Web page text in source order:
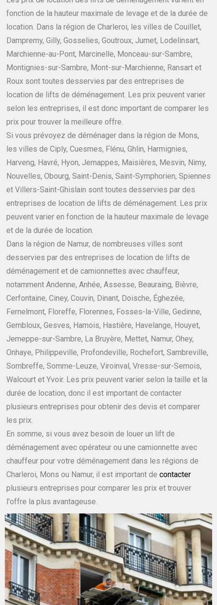
fonction de la hauteur maximale de levage et de la durée de
location. Dans la région de Charleroi, les villes de Couillet,
Dampremy, Gilly, Gosselies, Goutroux, Jumet, Lodelinsart,
Marchienne-au-Pont, Marcinelle, Monceau-sur-Sambre,
Montignies-sur-Sambre, Mont-sur-Marchienne, Ransart et
Roux sont toutes desservies par des entreprises de
location de lifts de déménagement. Les prix peuvent varier
selon les entreprises, il est donc important de comparer les
prix pour trouver la meilleure offre.
Si vous prévoyez de déménager dans la région de Mons,
les villes de Ciply, Cuesmes, Flénu, Ghlin, Harmignies,
Harveng, Havré, Hyon, Jemappes, Maisières, Mesvin, Nimy,
Nouvelles, Obourg, Saint-Denis, Saint-Symphorien, Spiennes
et Villers-Saint-Ghislain sont toutes desservies par des
entreprises de location de lifts de déménagement. Les prix
peuvent varier en fonction de la hauteur maximale de levage
et de la durée de location.
Dans la région de Namur, de nombreuses villes sont
desservies par des entreprises de location de lifts de
déménagement et de camionnettes avec chauffeur,
notamment Andenne, Anhée, Assesse, Beauraing, Bièvre,
Cerfontaine, Ciney, Couvin, Dinant, Doische, Éghezée,
Fernelmont, Floreffe, Florennes, Fosses-la-Ville, Gedinne,
Gembloux, Gesves, Hamois, Hastière, Havelange, Houyet,
Jemeppe-sur-Sambre, La Bruyère, Mettet, Namur, Ohey,
Onhaye, Philippeville, Profondeville, Rochefort, Sambreville,
Sombreffe, Somme-Leuze, Viroinval, Vresse-sur-Semois,
Walcourt et Yvoir. Les prix peuvent varier selon la taille et la
durée de location, donc il est important de contacter
plusieurs entreprises pour obtenir des devis et comparer
les prix.
En somme, si vous avez besoin de louer un lift de
déménagement avec opérateur ou une camionnette avec
chauffeur pour votre déménagement dans les régions de
Charleroi, Mons ou Namur, il est important de contacter
plusieurs entreprises pour comparer les prix et trouver
l'offre la plus avantageuse.